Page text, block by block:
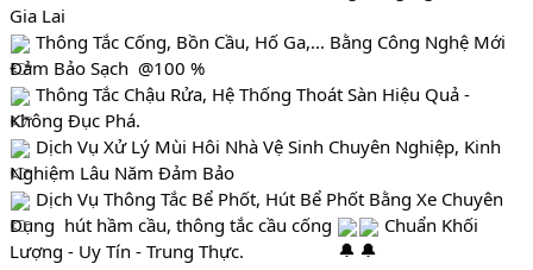
Gia Lai
Thông Tắc Cống, Bồn Cầu, Hố Ga,... Bằng Công Nghệ Mới
Đảm Bảo Sạch  @100 %
Thông Tắc Chậu Rửa, Hệ Thống Thoát Sàn Hiệu Quả -
Không Đục Phá.
Dịch Vụ Xử Lý Mùi Hôi Nhà Vệ Sinh Chuyên Nghiệp, Kinh
Nghiệm Lâu Năm Đảm Bảo
Dịch Vụ Thông Tắc Bể Phốt, Hút Bể Phốt Bằng Xe Chuyên
Dụng  hút hầm cầu, thông tắc cầu cống
Chuẩn Khối
Lượng - Uy Tín - Trung Thực.